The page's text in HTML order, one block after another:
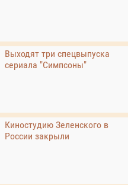
Выходят три спецвыпуска
сериала "Симпсоны"
Киностудию Зеленского в
России закрыли